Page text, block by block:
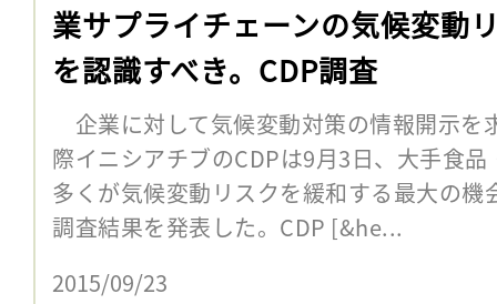
業サプライチェーンの気候変動
を認識すべき。CDP調査
企業に対して気候変動対策の情報開示を
際イニシアチブのCDPは9月3日、大手食
多くが気候変動リスクを緩和する最大の機
調査結果を発表した。CDP [&he...
2015/09/23